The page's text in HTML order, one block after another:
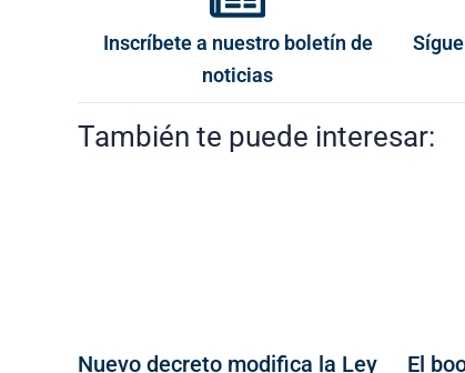
Inscríbete a nuestro boletín de
noticias
También te puede interesar:
Nuevo decreto modifica la Ley El